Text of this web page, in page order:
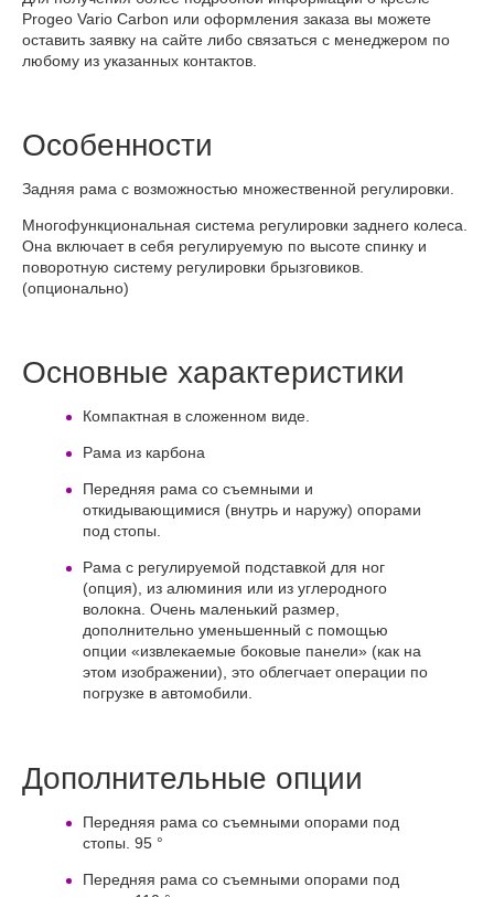
Progeo Vario Carbon или оформления заказа вы можете
оставить заявку на сайте либо связаться с менеджером по
любому из указанных контактов.
Особенности
Задняя рама с возможностью множественной регулировки.
Многофункциональная система регулировки заднего колеса.
Она включает в себя регулируемую по высоте спинку и
поворотную систему регулировки брызговиков.
(опционально)
Основные характеристики
Компактная в сложенном виде.
Рама из карбона
Передняя рама со съемными и
откидывающимися (внутрь и наружу) опорами
под стопы.
Рама с регулируемой подставкой для ног
(опция), из алюминия или из углеродного
волокна. Очень маленький размер,
дополнительно уменьшенный с помощью
опции «извлекаемые боковые панели» (как на
этом изображении), это облегчает операции по
погрузке в автомобили.
Дополнительные опции
Передняя рама со съемными опорами под
стопы. 95 °
Передняя рама со съемными опорами под